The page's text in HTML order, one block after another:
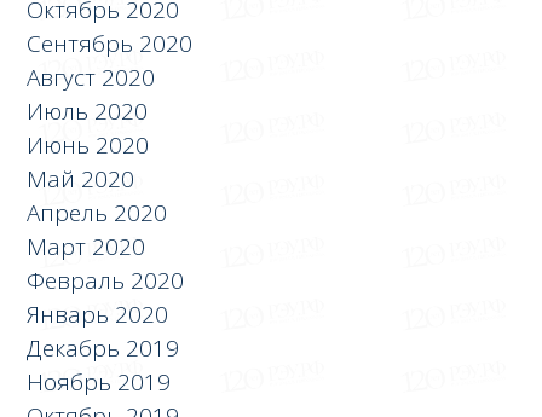
Октябрь 2020
Сентябрь 2020
Август 2020
Июль 2020
Июнь 2020
Май 2020
Апрель 2020
Март 2020
Февраль 2020
Январь 2020
Декабрь 2019
Ноябрь 2019